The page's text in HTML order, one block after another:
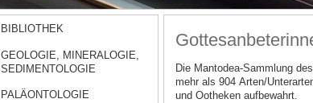
BIBLIOTHEK
GEOLOGIE, MINERALOGIE,
SEDIMENTOLOGIE
PALÄONTOLOGIE
Die Mantodea-Sammlung
mehr als 904 Arten/
und Ootheken aufbewahrt.